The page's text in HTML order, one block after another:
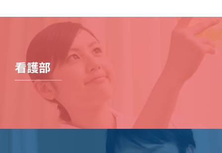
看護部